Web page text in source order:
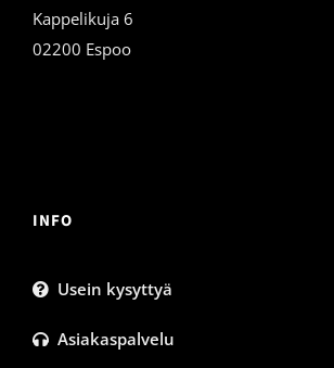
Kappelikuja 6
02200 Espoo
INFO
Usein kysyttyä
Asiakaspalvelu